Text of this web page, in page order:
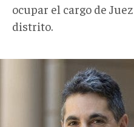
ocupar el cargo de
distrito.